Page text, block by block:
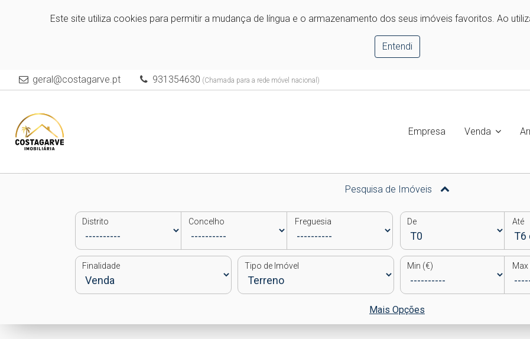
Este site utiliza cookies para permitir a mudança de língua e o armazenamento dos seus imóveis favoritos. Ao
Entendi
geral@costagarve.pt 931354630 (Chamada para a rede móvel nacional)
Empresa Venda
Pesquisa de Imóveis
Distrito Concelho Freguesia De Até
Finalidade Tipo de Imóvel Min (€) Max
Mais Opções